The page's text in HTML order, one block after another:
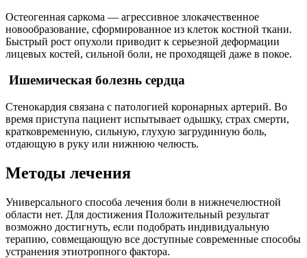
Остеогенная саркома — агрессивное злокачественное
новообразование, сформированное из клеток костной ткани.
Быстрый рост опухоли приводит к серьезной деформации
лицевых костей, сильной боли, не проходящей даже в покое.
Ишемическая болезнь сердца
Стенокардия связана с патологией коронарных артерий. Во
время приступа пациент испытывает одышку, страх смерти,
кратковременную, сильную, глухую загрудинную боль,
отдающую в руку или нижнюю челюсть.
Методы лечения
Универсального способа лечения боли в нижнечелюстной
области нет. Для достижения Положительный результат
возможно достигнуть, если подобрать индивидуальную
терапию, совмещающую все доступные современные способы
устранения этиотропного фактора.